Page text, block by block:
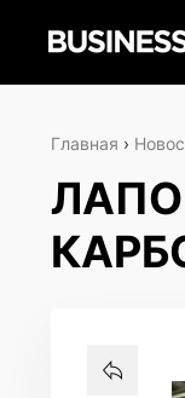
Главная ›
ЛАПО